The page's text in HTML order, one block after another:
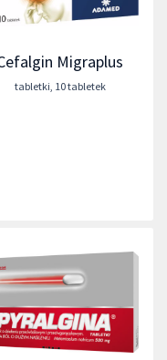
Migraplus
tabletki, 10 tabletek